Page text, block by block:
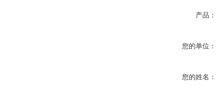
产品：
您的单位：
您的姓名：